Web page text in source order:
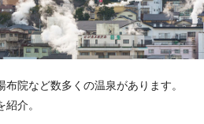
院など数多くの温泉があります。
介。